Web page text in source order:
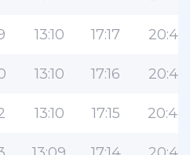
13:10 17:17 20:48
13:10 17:16 20:46
13:10 17:15 20:44